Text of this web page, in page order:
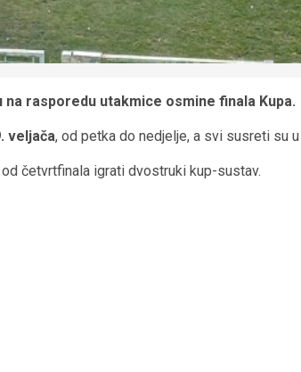
rasporedu utakmice osmine finala Kupa.
veljača, od petka do nedjelje, a svi susreti su
četvrtfinala igrati dvostruki kup-sustav.